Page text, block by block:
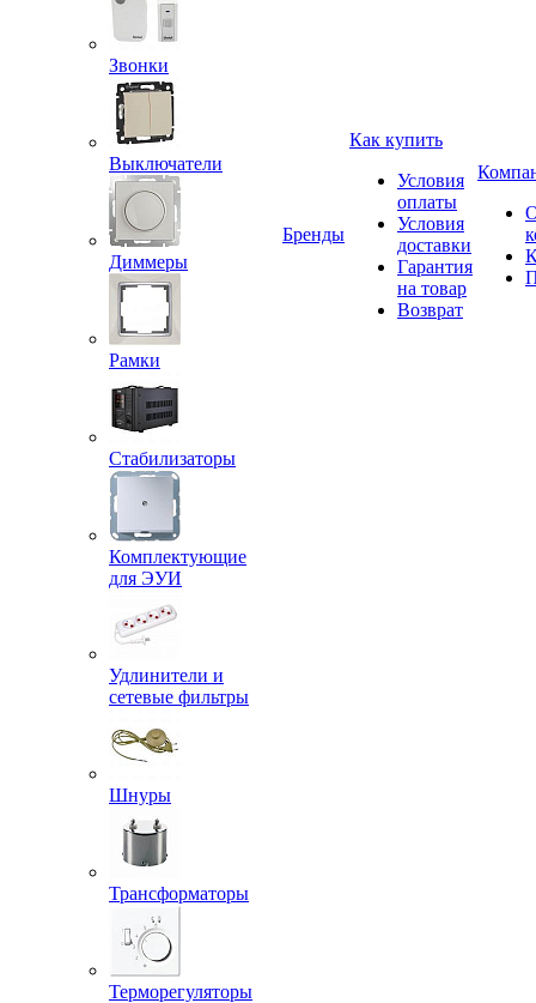
Звонки
Выключатели
Диммеры
Рамки
Стабилизаторы
Комплектующие
для ЭУИ
Удлинители и
сетевые фильтры
Шнуры
Трансформаторы
Терморегуляторы
Бренды
Как купить
Условия
оплаты
Условия
доставки
Гарантия
на товар
Возврат